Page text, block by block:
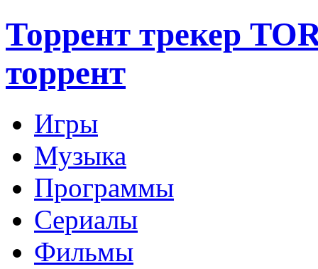
Торрент трекер
торрент
Игры
Музыка
Программы
Сериалы
Фильмы